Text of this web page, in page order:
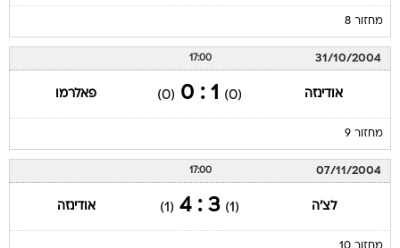
מחזור 8
31/10/2004
17:00
אודינזה (0)
1 : 0
(0) פאלרמו
מחזור 9
07/11/2004
17:00
לצ'ה (1)
3 : 4
(1) אודינזה